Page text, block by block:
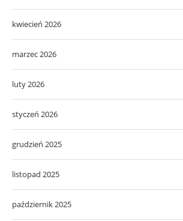
kwiecień 2026
marzec 2026
luty 2026
styczeń 2026
grudzień 2025
listopad 2025
październik 2025